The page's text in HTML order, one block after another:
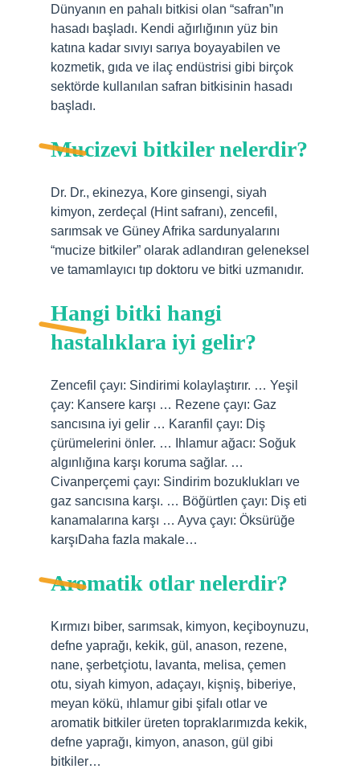
Dünyanın en pahalı bitkisi olan “safran”ın
hasadı başladı. Kendi ağırlığının yüz bin
katına kadar sıvıyı sarıya boyayabilen ve
kozmetik, gıda ve ilaç endüstrisi gibi birçok
sektörde kullanılan safran bitkisinin hasadı
başladı.
Mucizevi bitkiler nelerdir?
Dr. Dr., ekinezya, Kore ginsengi, siyah
kimyon, zerdeçal (Hint safranı), zencefil,
sarımsak ve Güney Afrika sardunyalarını
“mucize bitkiler” olarak adlandıran geleneksel
ve tamamlayıcı tıp doktoru ve bitki uzmanıdır.
Hangi bitki hangi
hastalıklara iyi gelir?
Zencefil çayı: Sindirimi kolaylaştırır. … Yeşil
çay: Kansere karşı … Rezene çayı: Gaz
sancısına iyi gelir … Karanfil çayı: Diş
çürümelerini önler. … Ihlamur ağacı: Soğuk
algınlığına karşı koruma sağlar. …
Civanperçemi çayı: Sindirim bozuklukları ve
gaz sancısına karşı. … Böğürtlen çayı: Diş eti
kanamalarına karşı … Ayva çayı: Öksürüğe
karşıDaha fazla makale…
Aromatik otlar nelerdir?
Kırmızı biber, sarımsak, kimyon, keçiboynuzu,
defne yaprağı, kekik, gül, anason, rezene,
nane, şerbetçiotu, lavanta, melisa, çemen
otu, siyah kimyon, adaçayı, kişniş, biberiye,
meyan kökü, ıhlamur gibi şifalı otlar ve
aromatik bitkiler üreten topraklarımızda kekik,
defne yaprağı, kimyon, anason, gül gibi
bitkiler…